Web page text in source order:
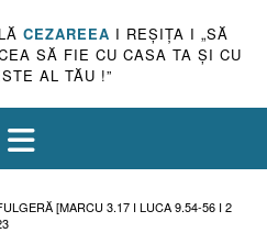
CEZAREEA I REŞIŢA I „SĂ
SĂ FIE CU CASA TA ŞI CU
AL TĂU !”
[MARCU 3.17 I LUCA 9.54-56 I 2